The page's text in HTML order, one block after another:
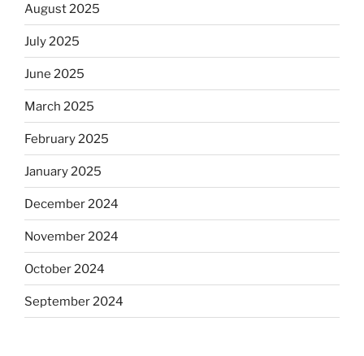
August 2025
July 2025
June 2025
March 2025
February 2025
January 2025
December 2024
November 2024
October 2024
September 2024